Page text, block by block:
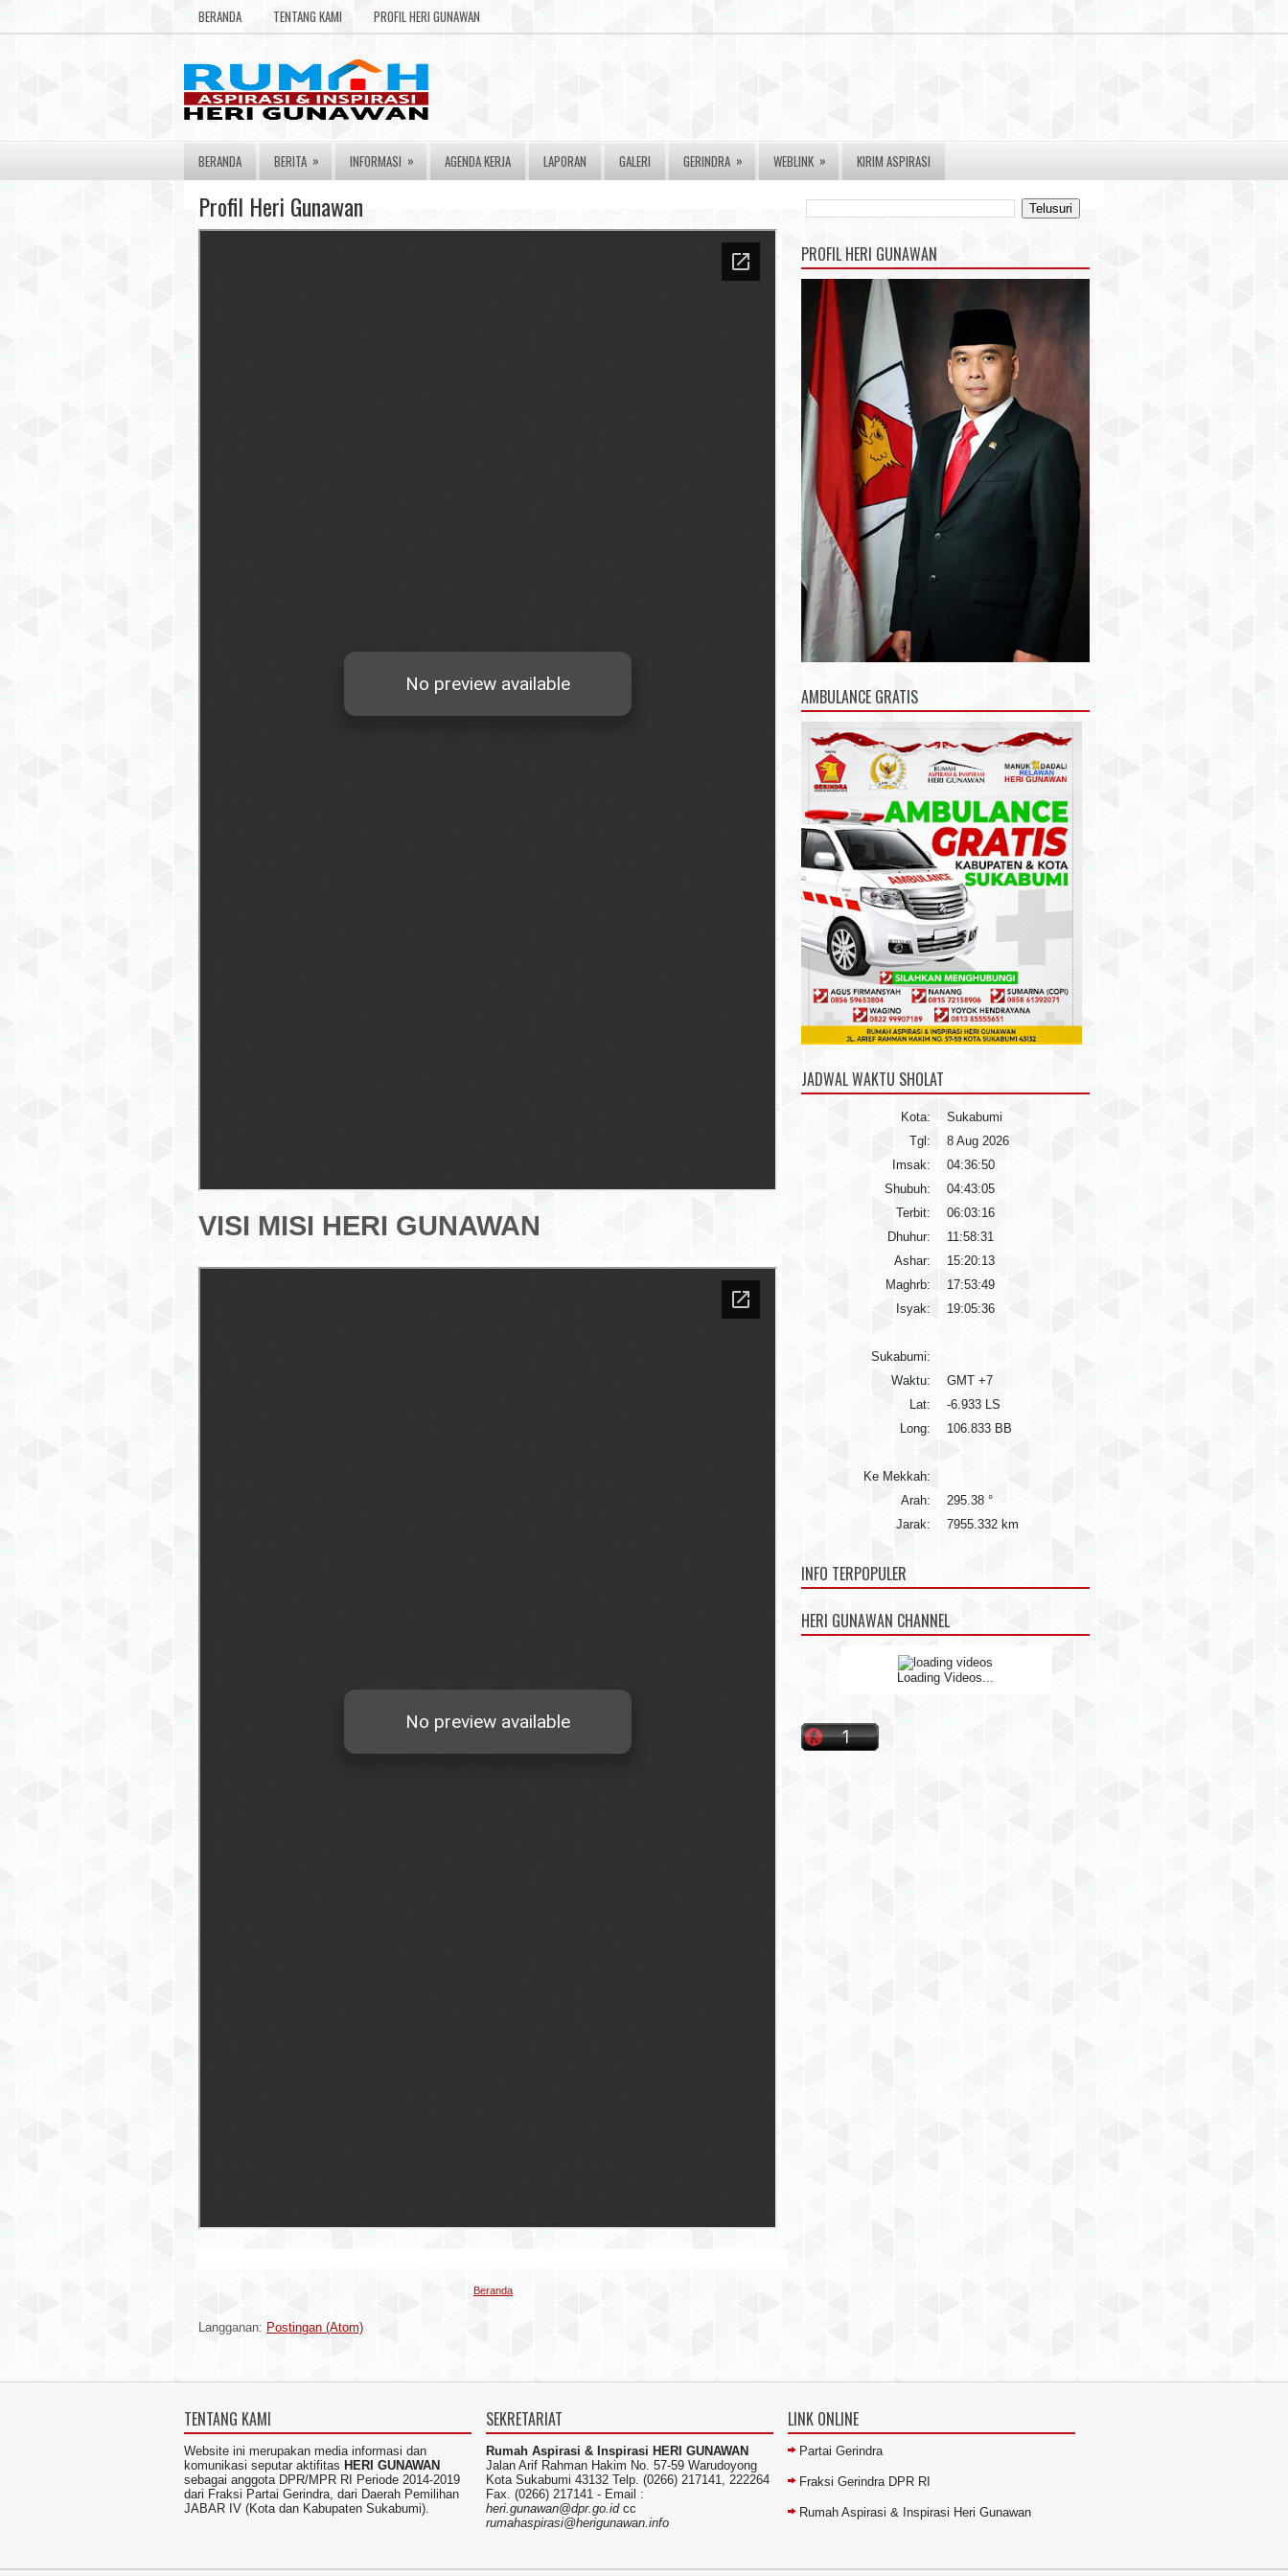
BERANDA TENTANG KAMI PROFIL HERI GUNAWAN
BERANDA BERITA » INFORMASI » AGENDA KERJA LAPORAN GALERI GERINDRA » WEBLINK » KIRIM ASPIRASI
Profil Heri Gunawan
VISI MISI HERI GUNAWAN
Beranda
Langganan: Postingan (Atom)
PROFIL HERI GUNAWAN
AMBULANCE GRATIS
JADWAL WAKTU SHOLAT
Kota:
Sukabumi
Tgl:
8 Aug 2026
Imsak:
04:36:50
Shubuh:
04:43:05
Terbit:
06:03:16
Dhuhur:
11:58:31
Ashar:
15:20:13
Maghrb:
17:53:49
Isyak:
19:05:36
Sukabumi:
Waktu:
GMT +7
Lat:
-6.933 LS
Long:
106.833 BB
Ke Mekkah:
Arah:
295.38 °
Jarak:
7955.332 km
INFO TERPOPULER
HERI GUNAWAN CHANNEL
Loading Videos...
TENTANG KAMI
Website ini merupakan media informasi dan
komunikasi seputar aktifitas HERI GUNAWAN
sebagai anggota DPR/MPR RI Periode 2014-2019
dari Fraksi Partai Gerindra, dari Daerah Pemilihan
JABAR IV (Kota dan Kabupaten Sukabumi).
SEKRETARIAT
Rumah Aspirasi & Inspirasi HERI GUNAWAN
Jalan Arif Rahman Hakim No. 57-59 Warudoyong
Kota Sukabumi 43132 Telp. (0266) 217141, 222264
Fax. (0266) 217141 - Email :
heri.gunawan@dpr.go.idcc
rumahaspirasi@herigunawan.info
LINK ONLINE
Partai Gerindra
Fraksi Gerindra DPR RI
Rumah Aspirasi & Inspirasi Heri Gunawan